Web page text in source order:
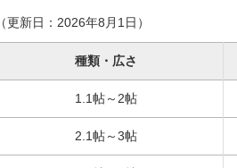
（更新日：2026年8月1日）
種類・広さ
1.1帖～2帖
2.1帖～3帖